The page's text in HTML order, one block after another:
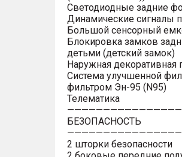
Светодиодные задние
Динамические сигналы
Большой сенсорный
Блокировка замков
детьми (детский замок)
Наружная декоративная
Система улучшенной
фильтром Эн-95 (N95)
Телематика
БЕЗОПАСНОСТЬ
2 шторки безопасности